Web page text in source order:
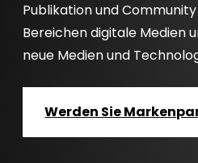
Publikation und
Bereichen digitale Medien
neue Medien und
Werden Sie